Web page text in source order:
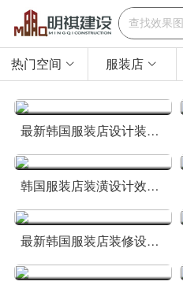
热门空间  服装店 
最新韩国服装店设计装饰效果图片
韩国服装店装潢设计效果图片
最新韩国服装店装修设计效果图